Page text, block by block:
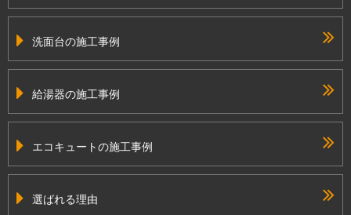
洗面台の施工事例
給湯器の施工事例
エコキュートの施工事例
選ばれる理由